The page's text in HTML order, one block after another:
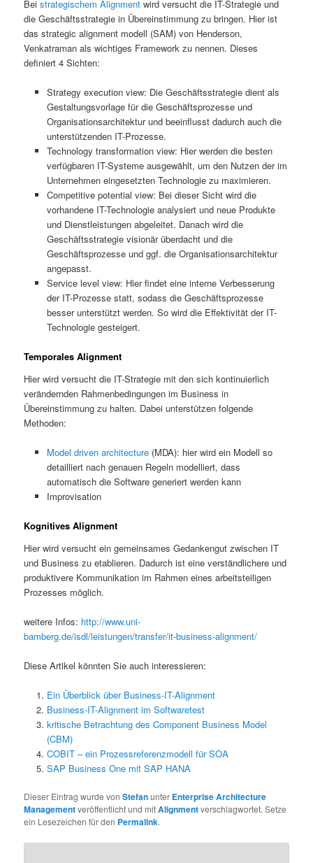
Beistrategischem Alignment wird versucht die IT-Strategie und
die Geschäftsstrategie in Übereinstimmung zu bringen. Hier ist
das strategic alignment modell (SAM) von Henderson,
Venkatraman als wichtiges Framework zu nennen. Dieses
definiert 4 Sichten:
Strategy execution view: Die Geschäftsstrategie dient als
Gestaltungsvorlage für die Geschäftsprozesse und
Organisationsarchitektur und beeinflusst dadurch auch die
unterstützenden IT-Prozesse.
Technology transformation view: Hier werden die besten
verfügbaren IT-Systeme ausgewählt, um den Nutzen der im
Unternehmen eingesetzten Technologie zu maximieren.
Competitive potential view: Bei dieser Sicht wird die
vorhandene IT-Technologie analysiert und neue Produkte
und Dienstleistungen abgeleitet. Danach wird die
Geschäftsstrategie visionär überdacht und die
Geschäftsprozesse und ggf. die Organisationsarchitektur
angepasst.
Service level view: Hier findet eine interne Verbesserung
der IT-Prozesse statt, sodass die Geschäftsprozesse
besser unterstützt werden. So wird die Effektivität der IT-
Technologie gesteigert.
Temporales Alignment
Hier wird versucht die IT-Strategie mit den sich kontinuierlich
verändernden Rahmenbedingungen im Business in
Übereinstimmung zu halten. Dabei unterstützen folgende
Methoden:
Model driven architecture(MDA): hier wird ein Modell so
detailliert nach genauen Regeln modelliert, dass
automatisch die Software generiert werden kann
Improvisation
Kognitives Alignment
Hier wird versucht ein gemeinsames Gedankengut zwischen IT
und Business zu etablieren. Dadurch ist eine verständlichere und
produktivere Kommunikation im Rahmen eines arbeitsteiligen
Prozesses möglich.
weitere Infos: http://www.uni-
bamberg.de/isdl/leistungen/transfer/it-business-alignment/
Diese Artikel könnten Sie auch interessieren:
Ein Überblick über Business-IT-Alignment
Business-IT-Alignment im Softwaretest
kritische Betrachtung des Component Business Model
(CBM)
COBIT – ein Prozessreferenzmodell für SOA
SAP Business One mit SAP HANA
Dieser Eintrag wurde vonStefanunter Enterprise Architecture
Managementveröffentlicht und mitAlignmentverschlagwortet. Setze
ein Lesezeichen für den Permalink.